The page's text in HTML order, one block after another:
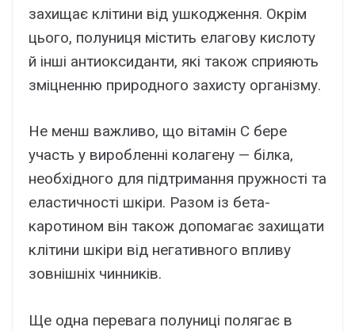
захищає клітини від ушкодження. Окрім
цього, полуниця містить елагову кислоту
й інші антиоксиданти, які також сприяють
зміцненню природного захисту організму.
Не менш важливо, що вітамін С бере
участь у виробленні колагену — білка,
необхідного для підтримання пружності та
еластичності шкіри. Разом із бета-
каротином він також допомагає захищати
клітини шкіри від негативного впливу
зовнішніх чинників.
Ще одна перевага полуниці полягає в